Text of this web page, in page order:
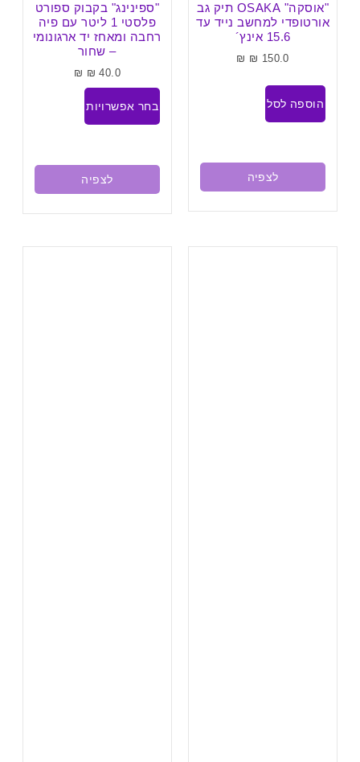
"אוסקה" OSAKA תיק גב
אורטופדי למחשב נייד עד
15.6 אינץ´
150.0
₪
₪
הוספה לסל
לצפיה
"ספינינג" בקבוק ספורט
פלסטי 1 ליטר עם פיה
רחבה ומאחז יד ארגונומי
– שחור
40.0
₪
₪
בחר אפשרויות
לצפיה